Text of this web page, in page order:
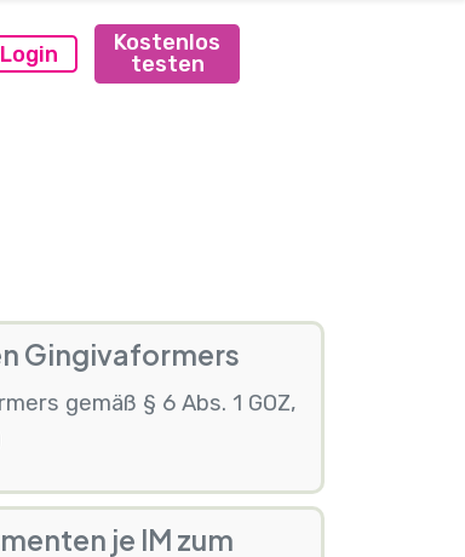
Login
Kostenlos
testen
Gingivaformers
gemäß § 6 Abs. 1 GOZ,
je IM zum